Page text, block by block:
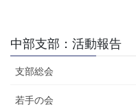
中部支部：活動報告
支部総会
若手の会